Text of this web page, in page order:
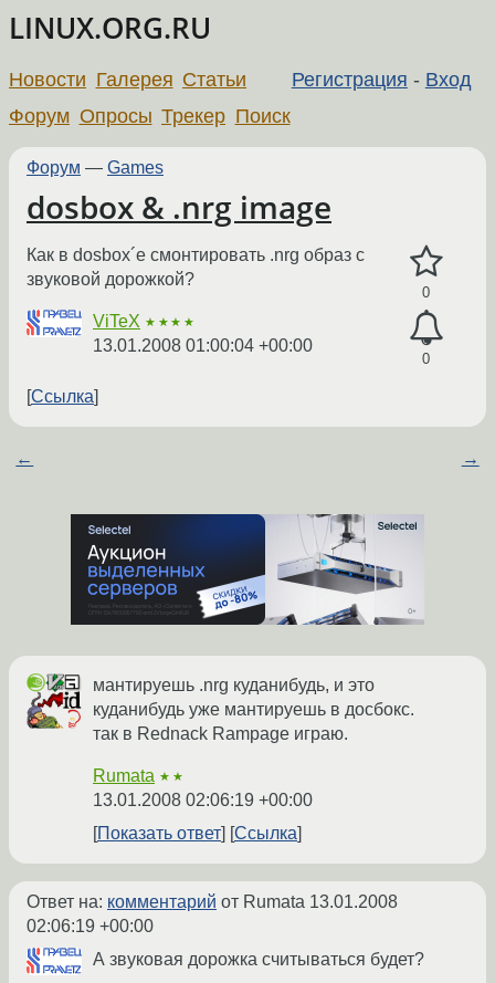
LINUX.ORG.RU
Регистрация - Вход
Новости Галерея Статьи
Форум Опросы Трекер Поиск
Форум — Games
dosbox & .nrg image
0
0
Как в dosbox´e смонтировать .nrg образ с
звуковой дорожкой?
ViTeX ★★★★
13.01.2008 01:00:04 +00:00
Ссылка
← →
мантируешь .nrg куданибудь, и это
куданибудь уже мантируешь в досбокс.
так в Rednack Rampage играю.
Rumata ★★
13.01.2008 02:06:19 +00:00
Показать ответ
Ссылка
Ответ на: комментарий от Rumata 13.01.2008
02:06:19 +00:00
А звуковая дорожка считываться будет?